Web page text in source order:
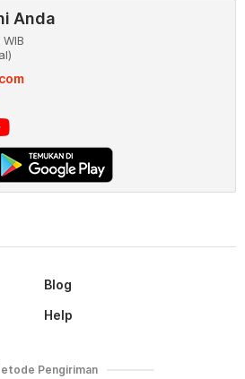
Blog
Help
Anda
Pengiriman